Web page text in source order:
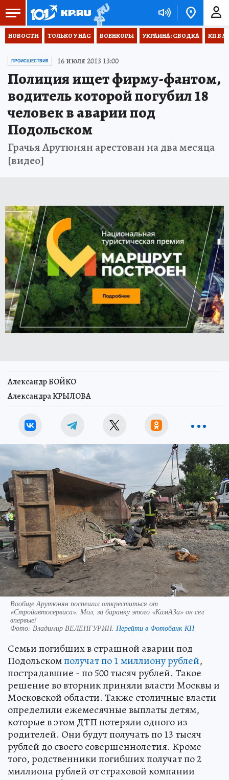
НОВОСТИ ТОЛЬКО У НАС ВОЕНКОРЫ УКРАИНА: СВОДКА КП В
ПРОИСШЕСТВИЯ 16 июля 2013 13:00
Полиция ищет фирму-фантом,
водитель которой погубил 18
человек в аварии под
Подольском
Грачья Арутюнян арестован на два месяца
[видео]
Александр БОЙКО
Александра КРЫЛОВА
Вообще Арутюнян поспешил откреститься от
«Стройавтосервиса». Мол, за баранку этого «КамАЗа» он сел
впервые!
Фото: Владимир ВЕЛЕНГУРИН. Перейти в Фотобанк КП
Семьи погибших в страшной аварии под
Подольскомполучат по 1 миллиону рублей,
пострадавшие - по 500 тысяч рублей. Такое
решение во вторник приняли власти Москвы и
Московской области. Также столичные власти
определили ежемесячные выплаты детям,
которые в этом ДТП потеряли одного из
родителей. Они будут получать по 13 тысяч
рублей до своего совершеннолетия. Кроме
того, родственники погибших получат по 2
миллиона рублей от страховой компании